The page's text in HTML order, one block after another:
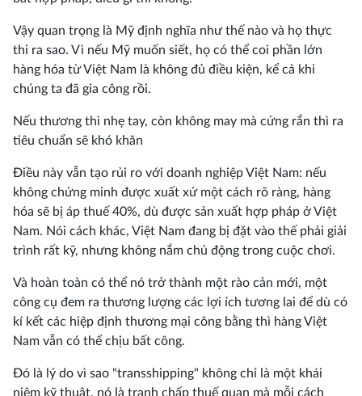
Vậy quan trọng là Mỹ định nghĩa như thế nào và họ thực
thi ra sao. Vì nếu Mỹ muốn siết, họ có thể coi phần lớn
hàng hóa từ Việt Nam là không đủ điều kiện, kể cả khi
chúng ta đã gia công rồi.
Nếu thương thì nhẹ tay, còn không may mà cứng rắn thì ra
tiêu chuẩn sẽ khó khăn
Điều này vẫn tạo rủi ro với doanh nghiệp Việt Nam: nếu
không chứng minh được xuất xứ một cách rõ ràng, hàng
hóa sẽ bị áp thuế 40%, dù được sản xuất hợp pháp ở Việt
Nam. Nói cách khác, Việt Nam đang bị đặt vào thế phải giải
trình rất kỹ, nhưng không nắm chủ động trong cuộc chơi.
Và hoàn toàn có thể nó trở thành một rào cản mới, một
công cụ đem ra thương lượng các lợi ích tương lai để dù có
kí kết các hiệp định thương mại công bằng thì hàng Việt
Nam vẫn có thể chịu bất công.
Đó là lý do vì sao "transshipping" không chỉ là một khái
niệm kỹ thuật, nó là tranh chấp thuế quan mà mỗi cách